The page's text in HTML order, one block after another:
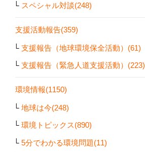
スペシャル対談(248)
支援活動報告(359)
支援報告（地球環境保全活動）(61)
支援報告（緊急人道支援活動）(223)
環境情報(1150)
地球は今(248)
環境トピックス(890)
5分でわかる環境問題(11)